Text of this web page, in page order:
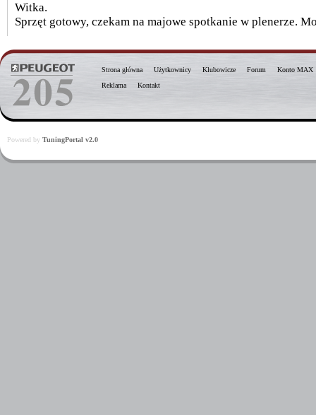
Witka.
Sprzęt gotowy, czekam na majowe spotkanie w plenerze.
Strona główna Użytkownicy Klubowicze Forum
Konto MAX
Reklama
Kontakt
Powered by TuningPortal v2.0